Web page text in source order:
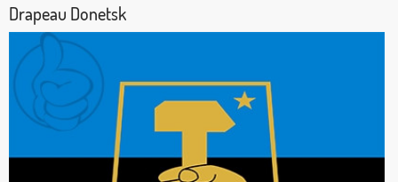
Drapeau Donetsk